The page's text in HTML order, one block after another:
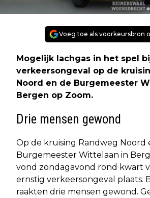
Voeg toe als voorkeursbron
Mogelijk lachgas in het spel
verkeersongeval op de
Noord en de Burgemeester
Bergen op Zoom.
Drie mensen gewond
Op de kruising Randweg Noord
Burgemeester Wittelaan in
vond zondagavond rond kwart
ernstig verkeersongeval plaats.
raakten drie mensen gewond.